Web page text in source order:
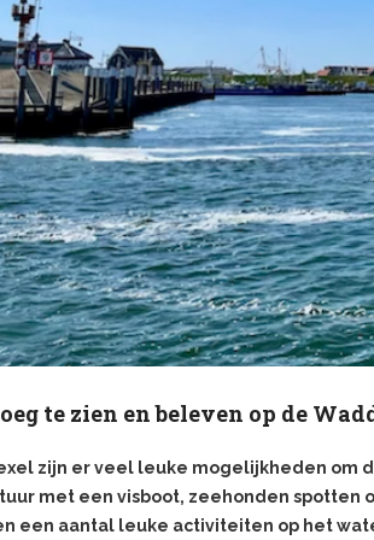
te zien en beleven op de
zijn er veel leuke mogelijkheden om
met een visboot, zeehonden
een aantal leuke activiteiten op het